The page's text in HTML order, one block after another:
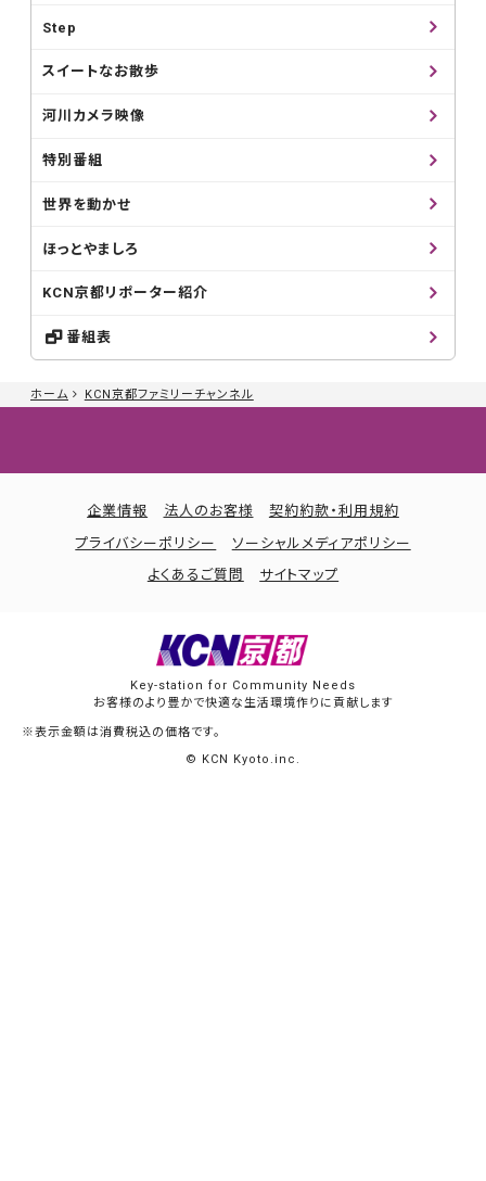
ホーム KCN京都ファミリーチャンネル
Step
スイートなお散歩
河川カメラ映像
特別番組
世界を動かせ
ほっとやましろ
KCN京都リポーター紹介
番組表
企業情報 法人のお客様
契約約款・利用規約
プライバシーポリシー
ソーシャルメディアポリシー
よくあるご質問
サイトマップ
Key-station for Community Needs
お客様のより豊かで快適な生活環境作りに貢献します
※表示金額は消費税込の価格です。
© KCN Kyoto.inc.